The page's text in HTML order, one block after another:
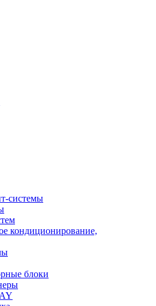
системы
кондиционирование,
блоки